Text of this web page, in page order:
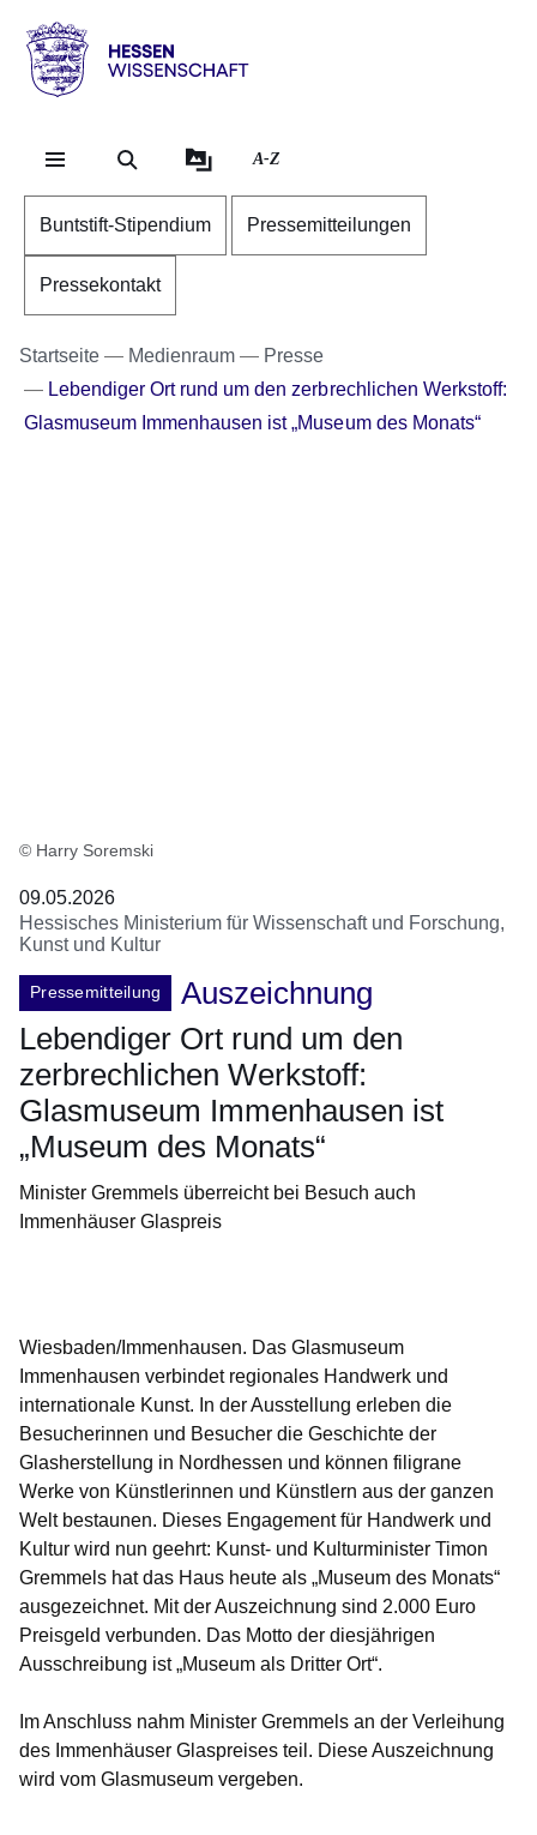
Hessen
Wissenschaft
A-Z
Buntstift-Stipendium Pressemitteilungen
Pressekontakt
Startseite Medienraum
Presse
Lebendiger Ort rund um den zerbrechlichen Werkstoff:
Glasmuseum Immenhausen ist „Museum des Monats“
© Harry Soremski
09.05.2026
Hessisches Ministerium für Wissenschaft und Forschung,
Kunst und Kultur
Pressemitteilung
Auszeichnung
Lebendiger Ort rund um den
zerbrechlichen Werkstoff:
Glasmuseum Immenhausen ist
„Museum des Monats“
Minister Gremmels überreicht bei Besuch auch
Immenhäuser Glaspreis
Wiesbaden/Immenhausen. Das Glasmuseum
Immenhausen verbindet regionales Handwerk und
internationale Kunst. In der Ausstellung erleben die
Besucherinnen und Besucher die Geschichte der
Glasherstellung in Nordhessen und können filigrane
Werke von Künstlerinnen und Künstlern aus der ganzen
Welt bestaunen. Dieses Engagement für Handwerk und
Kultur wird nun geehrt: Kunst- und Kulturminister Timon
Gremmels hat das Haus heute als „Museum des Monats“
ausgezeichnet. Mit der Auszeichnung sind 2.000 Euro
Preisgeld verbunden. Das Motto der diesjährigen
Ausschreibung ist „Museum als Dritter Ort“.
Im Anschluss nahm Minister Gremmels an der Verleihung
des Immenhäuser Glaspreises teil. Diese Auszeichnung
wird vom Glasmuseum vergeben.